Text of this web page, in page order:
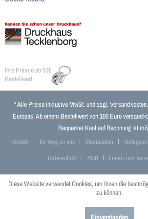
Ihre Prämie ab 50€
Bestellwert
* Alle Preise inklusive MwSt. und zzgl.Versandkosten
Europas. Ab einem Bestellwert von 100 Euro
Bequemer Kauf auf Rechnung ist
Kontakt Ihr Weg zu uns Mediadaten
Datenschutz
AGB Liefer- und
Diese Website verwendet Cookies, um Ihnen die
zu können.
Einverstanden